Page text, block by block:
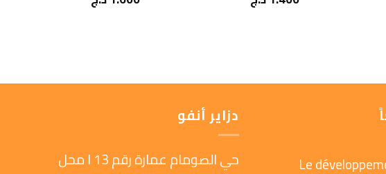
Le
دزاير أنفو
حي الصومام عمارة رقم 13 ا محل